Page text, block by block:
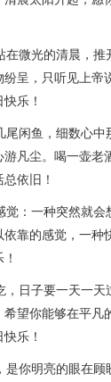
微光的清晨，
呈，只听见上帝
乐！
闲鱼，细数心
凡尘。喝一壶老
依旧！
觉：一种突然就
靠的感觉，一种
日子要一天一天
望你能够在平凡
乐！
是你明亮的眼在